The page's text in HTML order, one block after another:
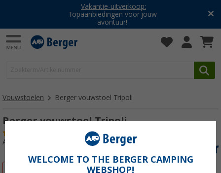
Vakantie-uitverkoop:
Topaanbiedingen voor jouw
avontuur!
Vouwstoelen Berger vouwstoel Tripoli
Berger vouwstoel Tripoli
Artikelnr: 731320
WELCOME TO THE BERGER CAMPING
WEBSHOP!